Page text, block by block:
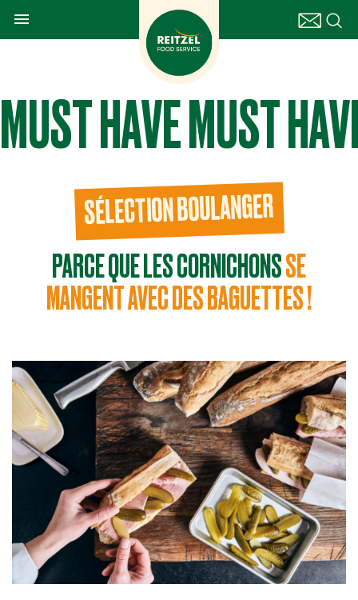

MUST HAVE MUST
SÉLECTION BOULANGER
PARCE QUE LES CORNICHONSSE
MANGENT AVEC DES BAGUETTES !